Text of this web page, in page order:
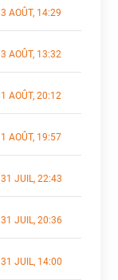
3 AOÛT, 14:29
3 AOÛT, 13:32
1 AOÛT, 20:12
1 AOÛT, 19:57
31 JUIL, 22:43
31 JUIL, 20:36
31 JUIL, 14:00